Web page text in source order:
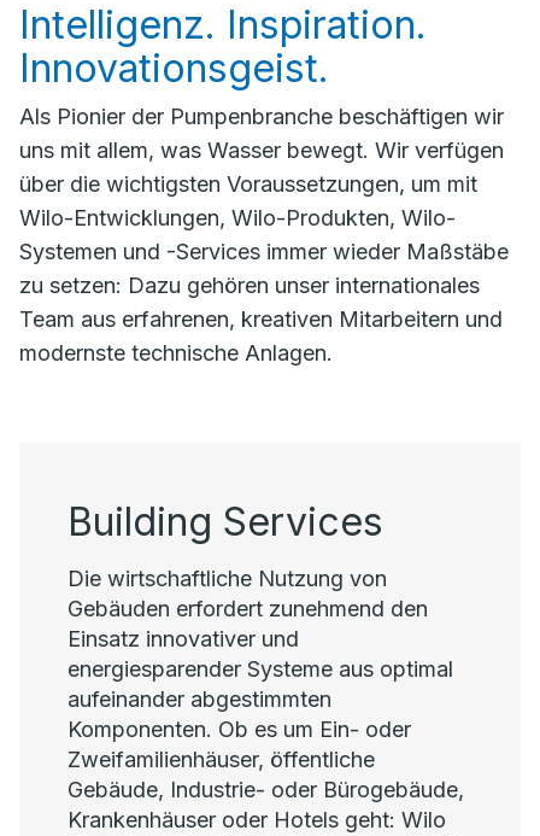
Intelligenz. Inspiration.
Innovationsgeist.
Als Pionier der ­Pumpenbranche beschäftigen wir
uns mit allem, was Wasser bewegt. Wir verfügen
über die wichtigsten Voraussetzungen, um mit
Wilo-Entwicklungen, Wilo-Produkten, Wilo-
Systemen und ­-Services immer wieder Maßstäbe
zu setzen: Dazu gehören unser internationales
Team aus erfahrenen, kreativen Mitarbeitern und
modernste technische Anlagen.
Building Services
Die wirtschaftliche Nutzung von
Gebäuden erfordert zunehmend den
Einsatz innovativer und
energiesparender Systeme aus optimal
aufeinander abgestimmten
Komponenten. Ob es um Ein- oder
Zweifamilienhäuser, öffentliche
Gebäude, Industrie- oder Bürogebäude,
Krankenhäuser oder Hotels geht: Wilo